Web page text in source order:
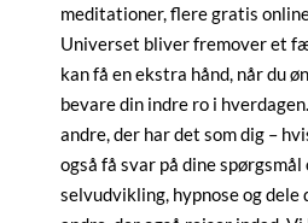
meditationer, flere gratis
Universet bliver fremover et
kan få en ekstra hånd, når du
bevare din indre ro i
andre, der har det som dig –
også få svar på dine
selvudvikling, hypnose og dele